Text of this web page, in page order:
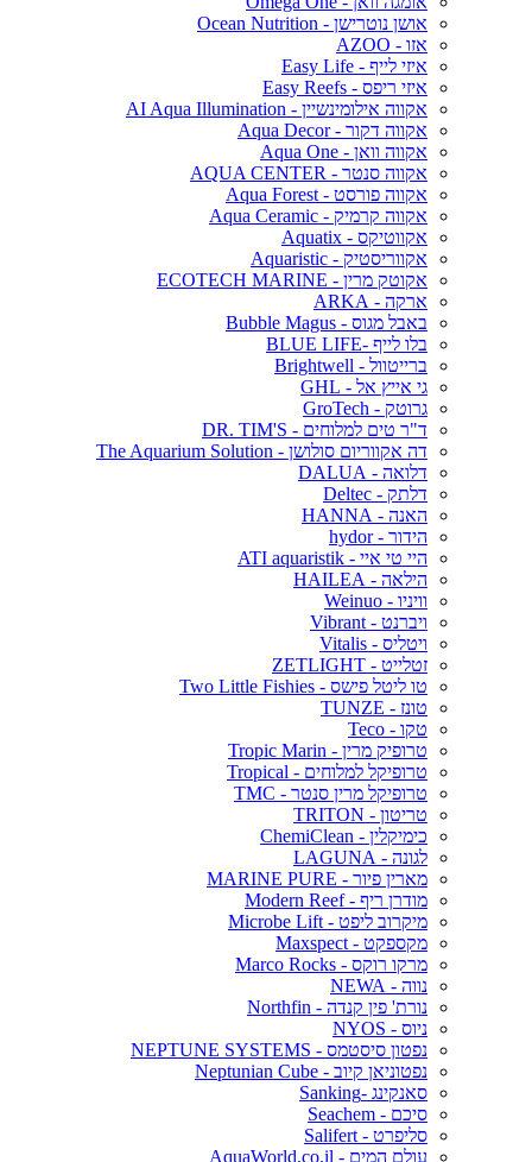
אושן נוטרישן - Ocean Nutrition
אזו - AZOO
איזי לייף - Easy Life
איזי ריפס - Easy Reefs
אקווה אילומינשיין - AI Aqua Illumination
אקווה דקור - Aqua Decor
אקווה וואן - Aqua One
אקווה סנטר - AQUA CENTER
אקווה פורסט - Aqua Forest
אקווה קרמיק - Aqua Ceramic
אקווטיקס - Aquatix
אקווריסטיק - Aquaristic
אקוטק מרין - ECOTECH MARINE
ארקה - ARKA
באבל מגוס - Bubble Magus
בלו לייף -BLUE LIFE
ברייטוול - Brightwell
גי אייץ אל - GHL
גרוטק - GroTech
ד"ר טים למלוחים - DR. TIM'S
דה אקווריום סולושן - The Aquarium Solution
דלואה - DALUA
דלתק - Deltec
האנה - HANNA
הידור - hydor
היי טי איי - ATI aquaristik
הילאה - HAILEA
וויניו - Weinuo
ויברנט - Vibrant
ויטליס - Vitalis
זטלייט - ZETLIGHT
טו ליטל פישס - Two Little Fishies
טונז - TUNZE
טקו - Teco
טרופיק מרין - Tropic Marin
טרופיקל למלוחים - Tropical
טרופיקל מרין סנטר - TMC
טריטון - TRITON
כימיקלין - ChemiClean
לגונה - LAGUNA
מארין פיור - MARINE PURE
מודרן ריף - Modern Reef
מיקרוב ליפט - Microbe Lift
מקספקט - Maxspect
מרקו רוקס - Marco Rocks
נווה - NEWA
נורת' פין קנדה - Northfin
ניוס - NYOS
נפטון סיסטמס - NEPTUNE SYSTEMS
נפטוניאן קיוב - Neptunian Cube
סאנקינג -Sanking
סיכם - Seachem
סליפרט - Salifert
עולם המים - AquaWorld.co.il